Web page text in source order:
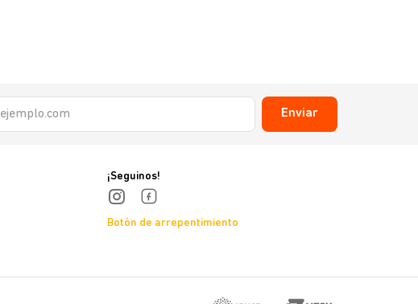
Enviar
¡Seguinos!
Botón de arrepentimiento